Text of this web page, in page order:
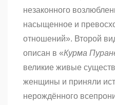
незаконного
насыщенное и
отношений». Второй
описан в «Курма
великие живые
женщины и приняли
нерождённого